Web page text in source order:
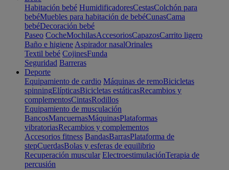
Habitación bebé HumidificadoresCestasColchón para
bebéMuebles para habitación de bebéCunasCama
bebéDecoración bebé
Paseo CocheMochilasAccesoriosCapazosCarrito ligero
Baño e higiene Aspirador nasalOrinales
Textil bebé CojinesFunda
Seguridad Barreras
Deporte
Equipamiento de cardio Máquinas de remoBicicletas
spinningElípticasBicicletas estáticasRecambios y
complementosCintasRodillos
Equipamiento de musculación
BancosMancuernasMáquinasPlataformas
vibratoriasRecambios y complementos
Accesorios fitness BandasBarrasPlataforma de
stepCuerdasBolas y esferas de equilibrio
Recuperación muscular ElectroestimulaciónTerapia de
percusión